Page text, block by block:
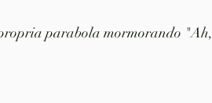
parabola mormorando "Ah,